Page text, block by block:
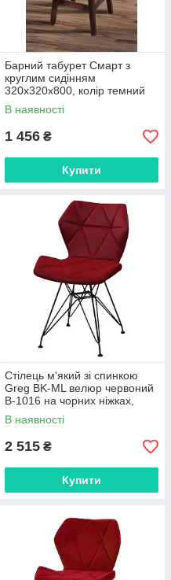
Барний табурет Смарт з
круглим сидінням
320х320х800, колір темний
горіх (Собраний)
В наявності
1 456 ₴
Купити
Стілець м'який зі спинкою
Greg BK-ML велюр червоний
B-1016 на чорних ніжках,
дизайн Charles&Ray Eames
В наявності
2 515 ₴
Купити